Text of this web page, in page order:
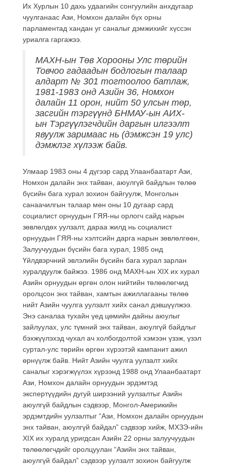
Их Хурлын 10 дахь удаагийн сонгуулийн анхдугаар
чуулганаас Ази, Номхон далайн бүх орны
парламентад хандан уг саналыг дэмжихийг хүссэн
уриалга гаргажээ.
МАХН-ын Төв Хорооны Улс төрийн
Товчоо гадаадын бодлогын талаар
алдарт № 301 тогтоолоо батлаж,
1981-1983 онд Азийн 36, Номхон
далайн 11 орон, нийт 50 улсын төр,
засгийн тэргүүнд БНМАУ-ын АИХ-
ын Тэргүүлэгчдийн даргын илгээлт
явуулж заримаас нь (дэмжсэн 19 улс)
дэмжлэг хүлээж байв.
Улмаар 1983 оны 4 дүгээр сард Улаанбаатарт Ази,
Номхон далайн энх тайван, аюулгүй байдлын төлөө
бүсийн бага хурал зохион байгуулж, Монголын
санаачилгын талаар мөн оны 10 дугаар сард
социалист орнуудын ГЯЯ-ны орлогч сайд нарын
зөвлөлдөх уулзалт, дараа жилд нь социалист
орнуудын ГЯЯ-ны хэлтсийн дарга нарын зөвлөлгөөн,
Залуучуудын бүсийн бага хурал, 1985 онд
Үйлдвэрчний эвлэлийн бүсийн бага хурал зарлан
хуралдуулж байжээ. 1986 онд МАХН-ын XIX их хурал
Азийн орнуудын өргөн олон нийтийн төлөөлөгчид
оролцсон энх тайван, хамтын ажиллагааны төлөө
нийт Азийн чуулга уулзалт хийх санал дэвшүүлжээ.
Энэ саналаа тухайн үед цөмийн дайны аюулыг
зайлуулах, улс түмний энх тайван, аюулгүй байдлыг
бэхжүүлэхэд чухал ач холбогдолтой хэмээн үзэж, үзэл
суртал-улс төрийн өргөн хүрээтэй кампанит ажил
өрнүүлж байв. Нийт Азийн чуулга уулзалт хийх
саналыг хэрэгжүүлэх хүрээнд 1988 онд Улаанбаатарт
Ази, Номхон далайн орнуудын эрдэмтэд
экспертүүдийн дугуй ширээний уулзалтыг Азийн
аюулгүй байдлын сэдвээр, Монгол-Америкийн
эрдэмтдийн уулзалтыг “Ази, Номхон далайн орнуудын
энх тайван, аюулгүй байдал” сэдвээр хийж, МХЗЭ-ийн
XIX их хуралд уригдсан Азийн 22 орны залуучуудын
төлөөлөгчдийг оролцуулан “Азийн энх тайван,
аюулгүй байдал” сэдвээр уулзалт зохион байгуулж